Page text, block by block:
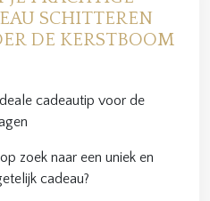
SCHITTEREN
DE KERSTBOOM
cadeautip voor de
zoek naar een uniek en
cadeau?